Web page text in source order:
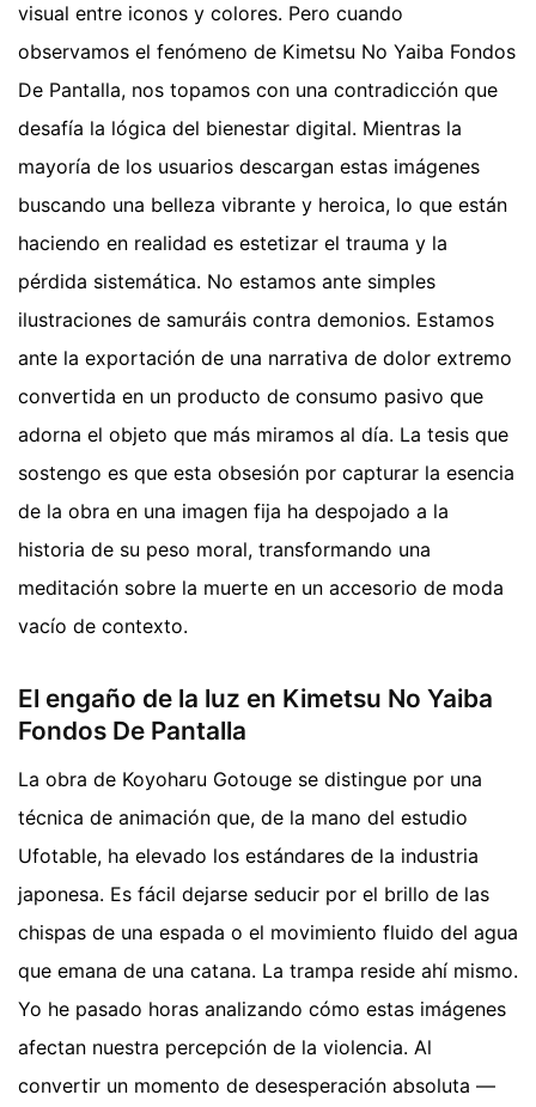
visual entre iconos y colores. Pero cuando
observamos el fenómeno de Kimetsu No Yaiba Fondos
De Pantalla, nos topamos con una contradicción que
desafía la lógica del bienestar digital. Mientras la
mayoría de los usuarios descargan estas imágenes
buscando una belleza vibrante y heroica, lo que están
haciendo en realidad es estetizar el trauma y la
pérdida sistemática. No estamos ante simples
ilustraciones de samuráis contra demonios. Estamos
ante la exportación de una narrativa de dolor extremo
convertida en un producto de consumo pasivo que
adorna el objeto que más miramos al día. La tesis que
sostengo es que esta obsesión por capturar la esencia
de la obra en una imagen fija ha despojado a la
historia de su peso moral, transformando una
meditación sobre la muerte en un accesorio de moda
vacío de contexto.
El engaño de la luz en Kimetsu No Yaiba
Fondos De Pantalla
La obra de Koyoharu Gotouge se distingue por una
técnica de animación que, de la mano del estudio
Ufotable, ha elevado los estándares de la industria
japonesa. Es fácil dejarse seducir por el brillo de las
chispas de una espada o el movimiento fluido del agua
que emana de una catana. La trampa reside ahí mismo.
Yo he pasado horas analizando cómo estas imágenes
afectan nuestra percepción de la violencia. Al
convertir un momento de desesperación absoluta —